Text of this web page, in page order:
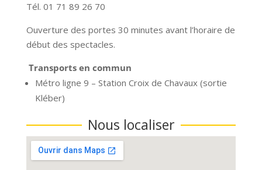
Tél. 01 71 89 26 70
Ouverture des portes 30 minutes avant l’horaire de
début des spectacles.
Transports en commun
Métro ligne 9 – Station Croix de Chavaux (sortie
Kléber)
Nous localiser